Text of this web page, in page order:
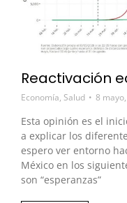
Reactivación
Economía, Salud 8
Esta opinión es el
a explicar los
espero ver entorno
México en los
son “esperanzas”